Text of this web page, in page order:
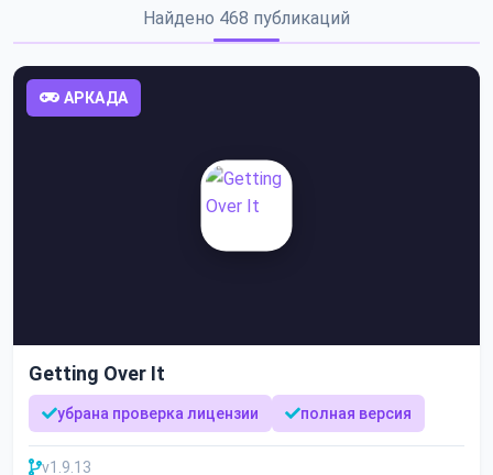
Найдено 468 публикаций
АРКАДА
Getting Over It
убрана проверка лицензии полная версия
v1.9.13